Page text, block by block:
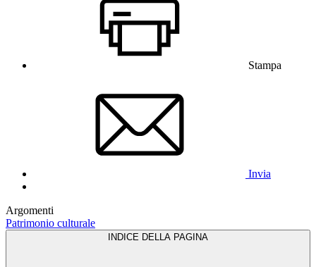
Stampa
Invia
Argomenti
Patrimonio culturale
INDICE DELLA PAGINA